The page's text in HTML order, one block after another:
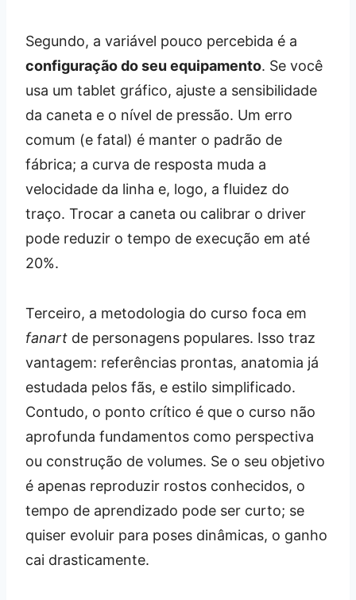
Segundo, a variável pouco percebida é a
configuração do seu equipamento. Se você
usa um tablet gráfico, ajuste a sensibilidade
da caneta e o nível de pressão. Um erro
comum (e fatal) é manter o padrão de
fábrica; a curva de resposta muda a
velocidade da linha e, logo, a fluidez do
traço. Trocar a caneta ou calibrar o driver
pode reduzir o tempo de execução em até
20%.
Terceiro, a metodologia do curso foca em
fanart de personagens populares. Isso traz
vantagem: referências prontas, anatomia já
estudada pelos fãs, e estilo simplificado.
Contudo, o ponto crítico é que o curso não
aprofunda fundamentos como perspectiva
ou construção de volumes. Se o seu objetivo
é apenas reproduzir rostos conhecidos, o
tempo de aprendizado pode ser curto; se
quiser evoluir para poses dinâmicas, o ganho
cai drasticamente.